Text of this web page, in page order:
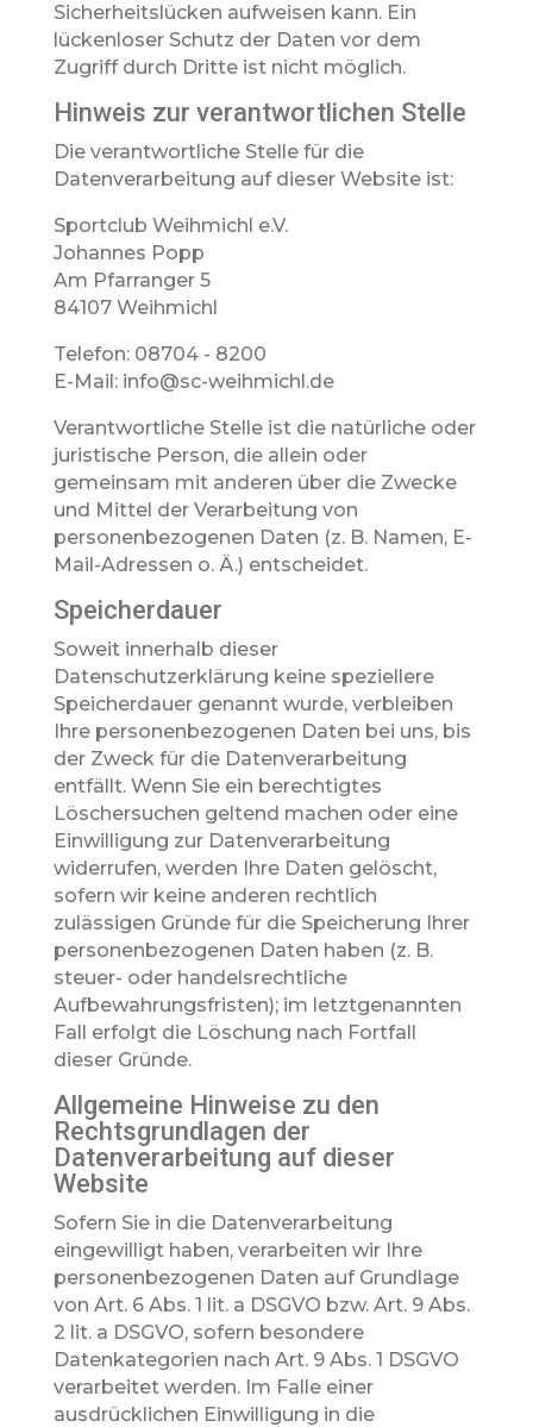
Sicherheitslücken aufweisen kann. Ein
lückenloser Schutz der Daten vor dem
Zugriff durch Dritte ist nicht möglich.
Hinweis zur verantwortlichen Stelle
Die verantwortliche Stelle für die
Datenverarbeitung auf dieser Website ist:
Sportclub Weihmichl e.V.
Johannes Popp
Am Pfarranger 5
84107 Weihmichl
Telefon: 08704 - 8200
E-Mail: info@sc-weihmichl.de
Verantwortliche Stelle ist die natürliche oder
juristische Person, die allein oder
gemeinsam mit anderen über die Zwecke
und Mittel der Verarbeitung von
personenbezogenen Daten (z. B. Namen, E-
Mail-Adressen o. Ä.) entscheidet.
Speicherdauer
Soweit innerhalb dieser
Datenschutzerklärung keine speziellere
Speicherdauer genannt wurde, verbleiben
Ihre personenbezogenen Daten bei uns, bis
der Zweck für die Datenverarbeitung
entfällt. Wenn Sie ein berechtigtes
Löschersuchen geltend machen oder eine
Einwilligung zur Datenverarbeitung
widerrufen, werden Ihre Daten gelöscht,
sofern wir keine anderen rechtlich
zulässigen Gründe für die Speicherung Ihrer
personenbezogenen Daten haben (z. B.
steuer- oder handelsrechtliche
Aufbewahrungsfristen); im letztgenannten
Fall erfolgt die Löschung nach Fortfall
dieser Gründe.
Allgemeine Hinweise zu den
Rechtsgrundlagen der
Datenverarbeitung auf dieser
Website
Sofern Sie in die Datenverarbeitung
eingewilligt haben, verarbeiten wir Ihre
personenbezogenen Daten auf Grundlage
von Art. 6 Abs. 1 lit. a DSGVO bzw. Art. 9 Abs.
2 lit. a DSGVO, sofern besondere
Datenkategorien nach Art. 9 Abs. 1 DSGVO
verarbeitet werden. Im Falle einer
ausdrücklichen Einwilligung in die